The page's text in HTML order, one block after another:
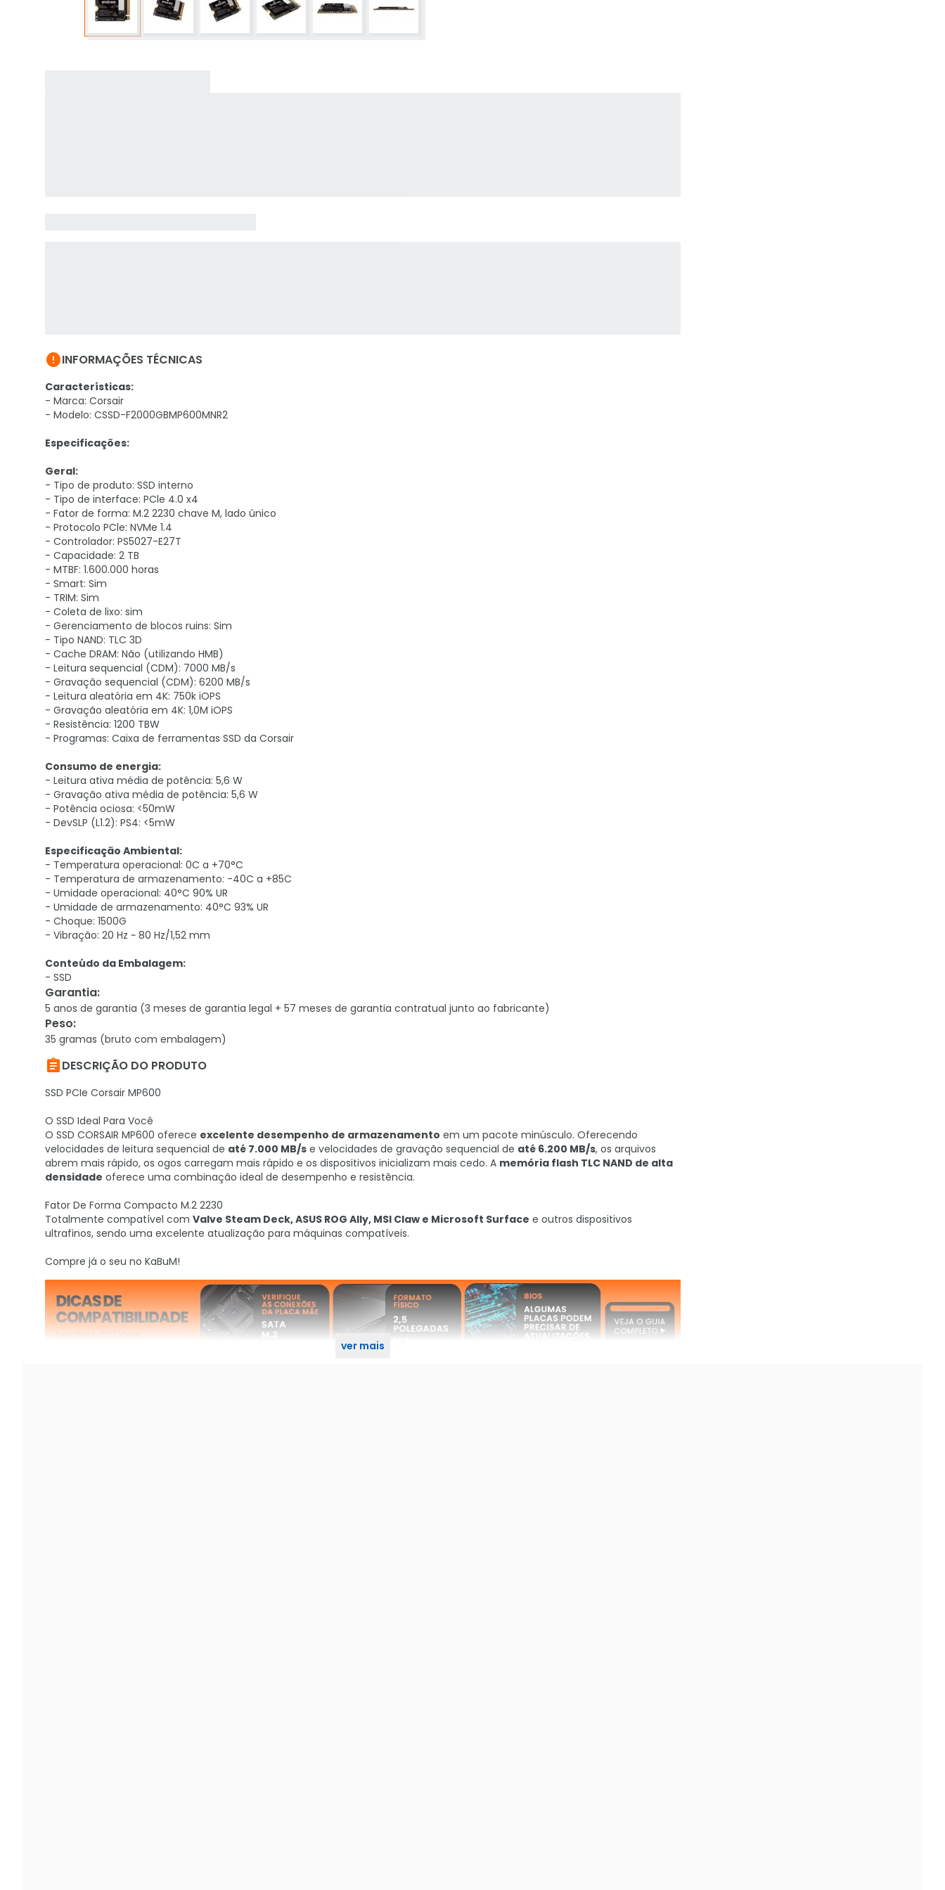
INFORMAÇÕES TÉCNICAS
Características:
- Marca: Corsair
- Modelo: CSSD-F2000GBMP600MNR2
Especificações:
Geral:
- Tipo de produto: SSD interno
- Tipo de interface: PCle 4.0 x4
- Fator de forma: M.2 2230 chave M, lado único
- Protocolo PCle: NVMe 1.4
- Controlador: PS5027-E27T
- Capacidade: 2 TB
- MTBF: 1.600.000 horas
- Smart: Sim
- TRIM: Sim
- Coleta de lixo: sim
- Gerenciamento de blocos ruins: Sim
- Tipo NAND: TLC 3D
- Cache DRAM: Não (utilizando HMB)
- Leitura sequencial (CDM): 7000 MB/s
- Gravação sequencial (CDM): 6200 MB/s
- Leitura aleatória em 4K: 750k iOPS
- Gravação aleatória em 4K: 1,0M iOPS
- Resistência: 1200 TBW
- Programas: Caixa de ferramentas SSD da Corsair
Consumo de energia:
- Leitura ativa média de potência: 5,6 W
- Gravação ativa média de potência: 5,6 W
- Potência ociosa: <50mW
- DevSLP (L1.2): PS4: <5mW
Especificação Ambiental:
- Temperatura operacional: 0C a +70°C
- Temperatura de armazenamento: -40C a +85C
- Umidade operacional: 40°C 90% UR
- Umidade de armazenamento: 40°C 93% UR
- Choque: 1500G
- Vibração: 20 Hz ~ 80 Hz/1,52 mm
Conteúdo da Embalagem:
- SSD
Garantia:
5 anos de garantia (3 meses de garantia legal + 57 meses de garantia contratual junto ao fabricante)
Peso:
35 gramas (bruto com embalagem)
DESCRIÇÃO DO PRODUTO
SSD PCIe Corsair MP600
O SSD Ideal Para Você
O SSD CORSAIR MP600 oferece excelente desempenho de armazenamento em um pacote minúsculo. Oferecendo
velocidades de leitura sequencial de até 7.000 MB/s e velocidades de gravação sequencial de até 6.200 MB/s, os arquivos
abrem mais rápido, os ogos carregam mais rápido e os dispositivos inicializam mais cedo. A memória flash TLC NAND de alta
densidade oferece uma combinação ideal de desempenho e resistência.
Fator De Forma Compacto M.2 2230
Totalmente compatível com Valve Steam Deck, ASUS ROG Ally, MSI Claw e Microsoft Surface e outros dispositivos
ultrafinos, sendo uma excelente atualização para máquinas compatíveis.
Compre já o seu no KaBuM!
ver mais